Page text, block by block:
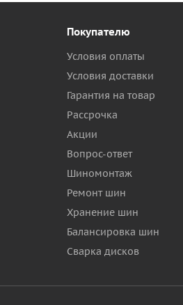
Покупателю
Условия оплаты
Условия доставки
Гарантия на товар
Рассрочка
Акции
Вопрос-ответ
Шиномонтаж
Ремонт шин
Хранение шин
Балансировка шин
Сварка дисков